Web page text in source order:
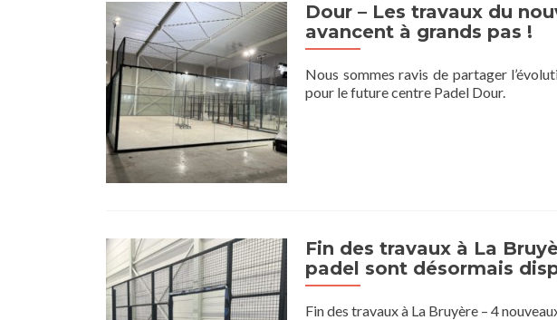
Dour – Les travaux du
avancent à grands pas !
Nous sommes ravis de partager
pour le future centre Padel Dour.
Fin des travaux à La
padel sont désormais
Fin des travaux à La Bruyère – 4